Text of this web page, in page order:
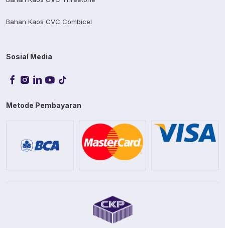
Bahan Kaos CVC Combicel
Sosial Media
Metode Pembayaran